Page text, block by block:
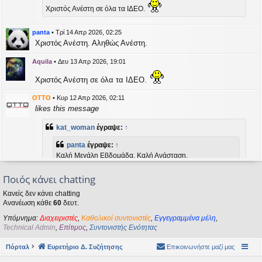
Χριστός Ανέστη σε όλα τα ΙΔΕΟ.
panta • Τρί 14 Απρ 2026, 02:25
Χριστός Ανέστη. Αληθώς Ανέστη.
Aquila • Δευ 13 Απρ 2026, 19:01
Χριστός Ανέστη σε όλα τα ΙΔΕΟ.
OTTO • Κυρ 12 Απρ 2026, 02:11
likes this message
kat_woman έγραψε: ↑
panta έγραψε: ↑
Καλή Μεγάλη Εβδομάδα. Καλή Ανάσταση.
Καλή Ανάσταση σε όλους!
kat_woman•Τετ 08 Απρ 2026, 14:21
pantaέγραψε:↑
Καλή Μεγάλη Εβδομάδα. Καλή Ανάσταση.
Καλή Ανάσταση σε όλους!
Ποιός κάνει chatting
Κανείς δεν κάνει chatting
Ανανέωση κάθε 60 δευτ.
Υπόμνημα: Διαχειριστές Καθολικοί συντονιστές Εγγεγραμμένα μέλη
Technical Admin Επίτιμος Συντονιστής Ενότητας
Πόρταλ Ευρετήριο Δ. Συζήτησης Επικοινωνήστε μαζί μας